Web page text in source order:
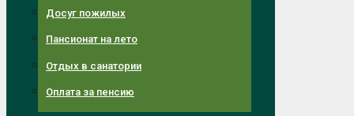
Досуг пожилых
Пансионат на лето
Отдых в санатории
Оплата за пенсию